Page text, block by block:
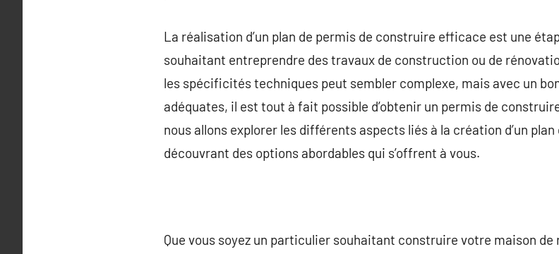
La réalisation d’un plan de permis de construire efficace est une
souhaitant entreprendre des travaux de construction ou de
les spécificités techniques peut sembler complexe, mais avec un
adéquates, il est tout à fait possible d’obtenir un permis de
nous allons explorer les différents aspects liés à la création d’un
découvrant des options abordables qui s’offrent à vous.
Que vous soyez un particulier souhaitant construire votre maison